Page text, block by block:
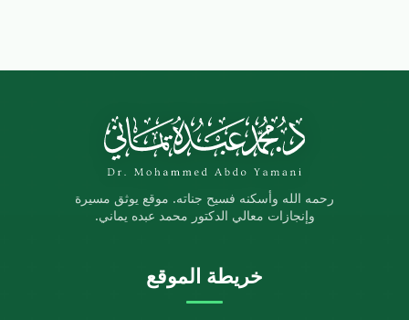
رحمه الله وأسكنه فسيح جناته. موقع يوثق مسيرة
وإنجازات معالي الدكتور محمد عبده يماني.
خريطة الموقع